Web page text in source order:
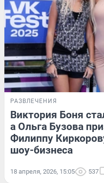
РАЗВЛЕЧЕНИЯ
Виктория Боня
а Ольга Бузова
Филиппу
шоу-бизнеса
18 апреля, 2026, 15:05 537